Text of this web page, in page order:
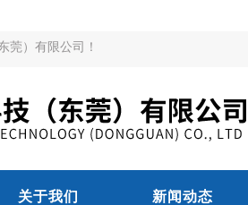
莞）有限公司！
关于我们 新闻动态